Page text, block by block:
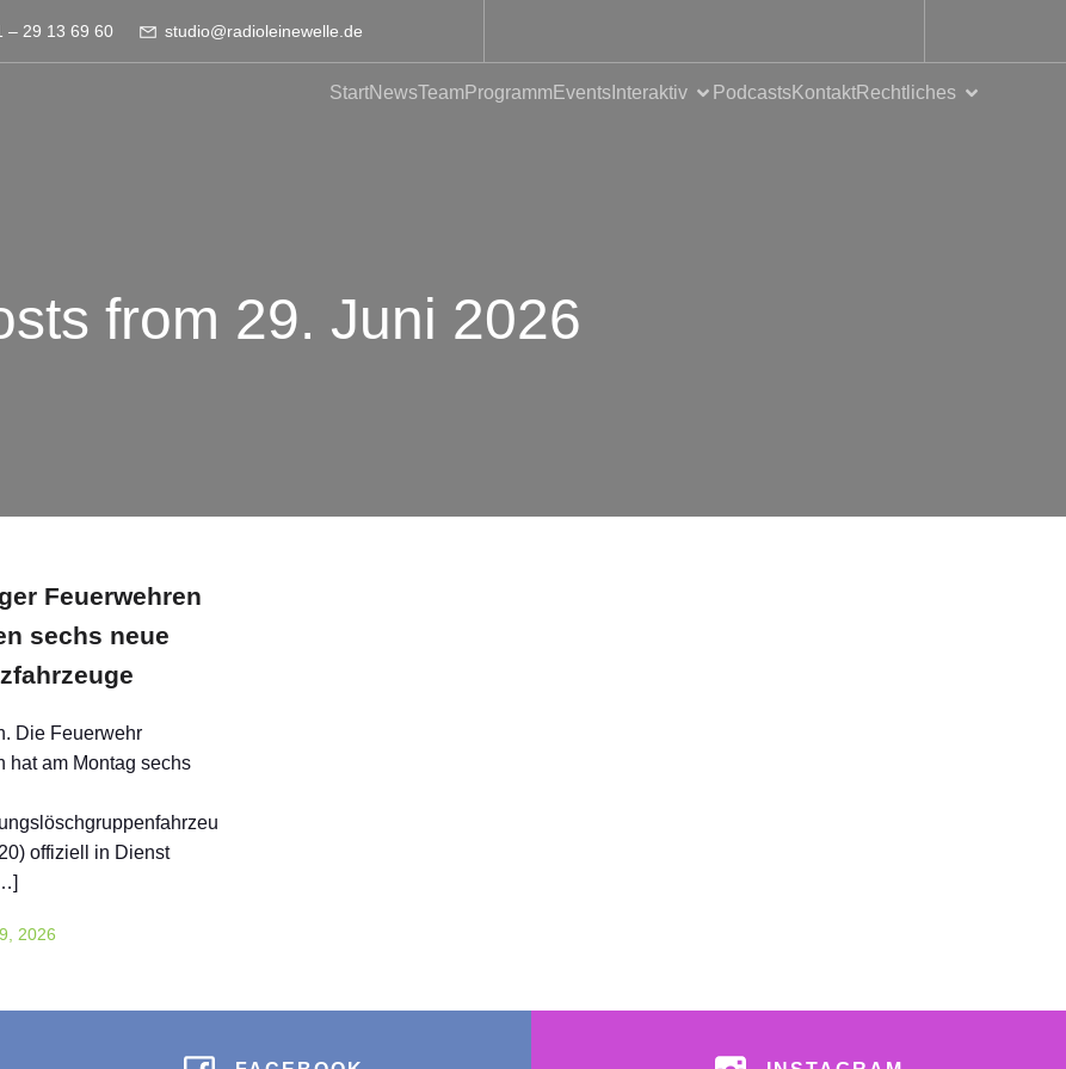
– 29 13 69 60 studio@radioleinewelle.de
StartNewsTeam Programm Events Interaktiv PodcastsKontaktRechtliches
from 29. Juni 2026
Feuerwehren
sechs neue
Die Feuerwehr
hat am Montag sechs
offiziell in Dienst
2026